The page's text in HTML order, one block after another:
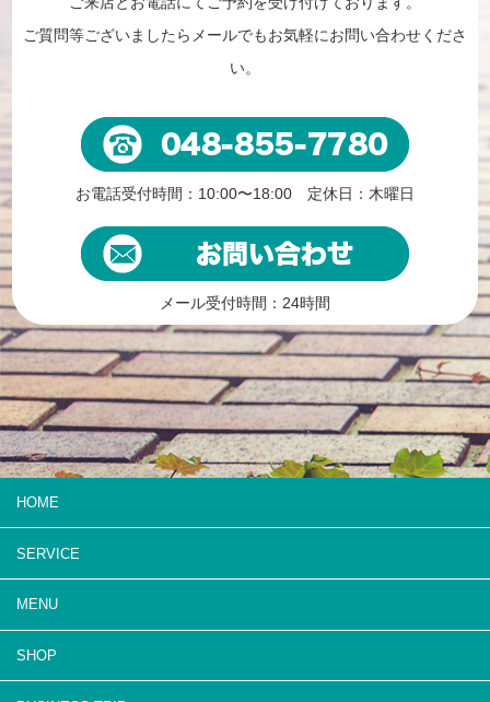
ご質問等ございましたらメールでもお気軽にお問い合わせくださ
い。
お電話受付時間：10:00〜18:00 定休日：木曜日
メール受付時間：24時間
HOME
SERVICE
MENU
SHOP